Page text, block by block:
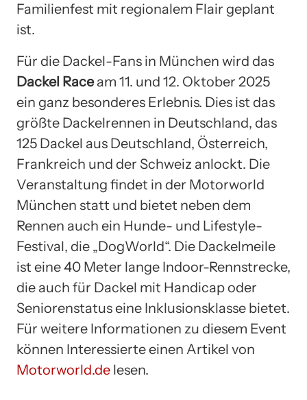
Familienfest mit regionalem Flair geplant
ist.
Für die Dackel-Fans in München wird das
Dackel Raceam 11. und 12. Oktober 2025
ein ganz besonderes Erlebnis. Dies ist das
größte Dackelrennen in Deutschland, das
125 Dackel aus Deutschland, Österreich,
Frankreich und der Schweiz anlockt. Die
Veranstaltung findet in der Motorworld
München statt und bietet neben dem
Rennen auch ein Hunde- und Lifestyle-
Festival, die „DogWorld“. Die Dackelmeile
ist eine 40 Meter lange Indoor-Rennstrecke,
die auch für Dackel mit Handicap oder
Seniorenstatus eine Inklusionsklasse bietet.
Für weitere Informationen zu diesem Event
können Interessierte einen Artikel von
Motorworld.de lesen.